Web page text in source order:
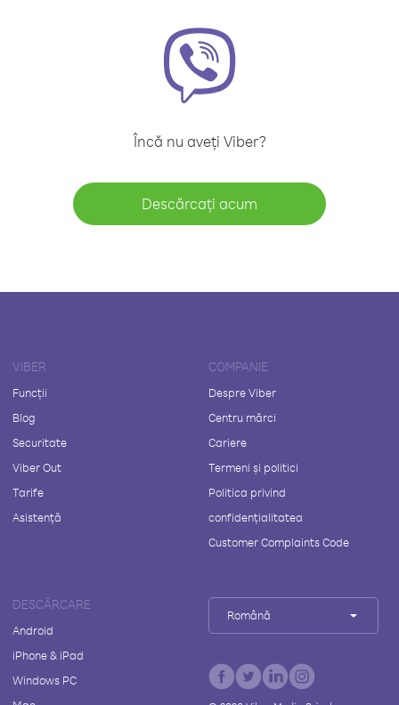
Încă nu aveți Viber?
Descărcați acum
VIBER
Funcții
Blog
Securitate
Viber Out
Tarife
Asistență
COMPANIE
Despre Viber
Centru mărci
Cariere
Termeni și politici
Politica privind
confidențialitatea
Customer Complaints Code
DESCĂRCARE
Android
iPhone & iPad
Windows PC
Română